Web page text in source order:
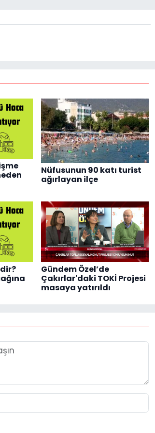
Nüfusunun 90 katı turist
ağırlayan ilçe
Gündem Özel’de
Çakırlar'daki TOKİ Projesi
masaya yatırıldı